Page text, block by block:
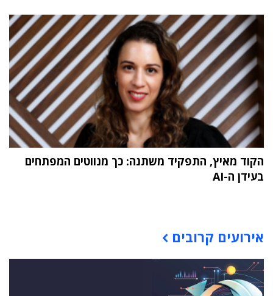
הקוד מאיץ, התפקיד משתנה: כך מנווטים המפתחים
בעידן ה-AI
אירועים קרובים